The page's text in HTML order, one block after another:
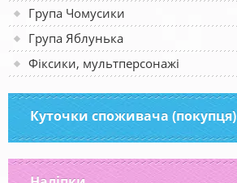
Група Чомусики
Група Яблунька
Фіксики, мультперсонажі
Куточки споживача (покупця)